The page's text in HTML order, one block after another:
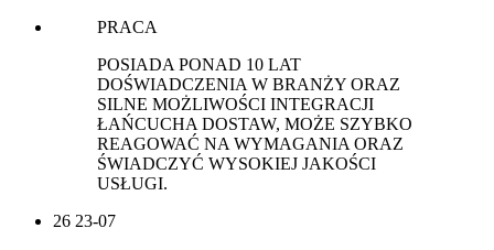
PRACA
POSIADA PONAD 10 LAT
DOŚWIADCZENIA W BRANŻY ORAZ
SILNE MOŻLIWOŚCI INTEGRACJI
ŁAŃCUCHA DOSTAW, MOŻE SZYBKO
REAGOWAĆ NA WYMAGANIA ORAZ
ŚWIADCZYĆ WYSOKIEJ JAKOŚCI
USŁUGI.
26 23-07